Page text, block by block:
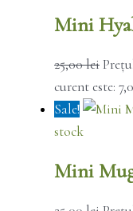
Mini
25,00lei
curent este:
Sale!
stock
Mini